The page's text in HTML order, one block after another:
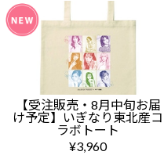
【受注販売・8月中旬お届
け予定】いぎなり東北産コ
ラボトート
¥3,960